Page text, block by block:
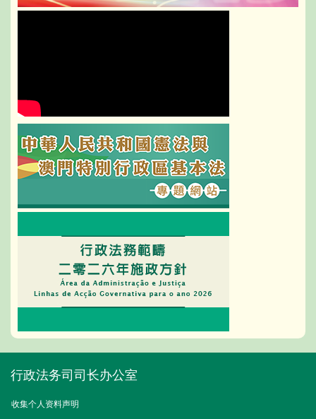
行政法务司司长办公室
收集个人资料声明